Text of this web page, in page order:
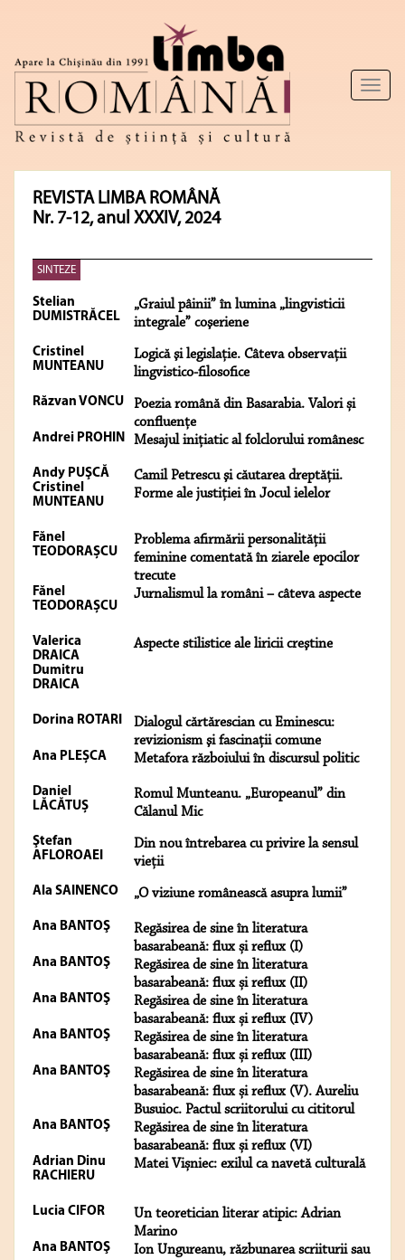
Toggle
REVISTA LIMBA ROMÂNĂ
Nr. 7-12, anul XXXIV, 2024
SINTEZE
Stelian
DUMISTRĂCEL
„Graiul pâinii” în lumina „lingvisticii
integrale” coşeriene
Cristinel
MUNTEANU
Logică şi legislaţie. Câteva observaţii
lingvistico-filosofice
Răzvan VONCU
Poezia română din Basarabia. Valori și
confluențe
Andrei PROHIN Mesajul iniţiatic al folclorului românesc
Andy PUŞCĂ
Cristinel
MUNTEANU
Camil Petrescu şi căutarea dreptăţii.
Forme ale justiţiei în Jocul ielelor
Fănel
TEODORAȘCU
Problema afirmării personalității
feminine comentată în ziarele epocilor
trecute
Fănel
TEODORAȘCU
Jurnalismul la români – câteva aspecte
Valerica
DRAICA
Dumitru
DRAICA
Aspecte stilistice ale liricii creştine
Dorina ROTARI
Dialogul cărtărescian cu Eminescu:
revizionism şi fascinaţii comune
Ana PLEȘCA Metafora războiului în discursul politic
Daniel
LĂCĂTUȘ
Romul Munteanu. „Europeanul” din
Călanul Mic
Ştefan
AFLOROAEI
Din nou întrebarea cu privire la sensul
vieții
Ala SAINENCO „O viziune românească asupra lumii”
Ana BANTOŞ
Regăsirea de sine în literatura
basarabeană: flux și reflux (I)
Ana BANTOŞ
Regăsirea de sine în literatura
basarabeană: flux și reflux (II)
Ana BANTOŞ
Regăsirea de sine în literatura
basarabeană: flux și reflux (IV)
Ana BANTOŞ
Regăsirea de sine în literatura
basarabeană: flux și reflux (III)
Ana BANTOŞ
Regăsirea de sine în literatura
basarabeană: flux și reflux (V). Aureliu
Busuioc. Pactul scriitorului cu cititorul
Ana BANTOŞ
Regăsirea de sine în literatura
basarabeană: flux și reflux (VI)
Adrian Dinu
RACHIERU
Matei Vișniec: exilul ca navetă culturală
Lucia CIFOR
Un teoretician literar atipic: Adrian
Marino
Ana BANTOŞ
Ion Ungureanu, răzbunarea scriiturii sau